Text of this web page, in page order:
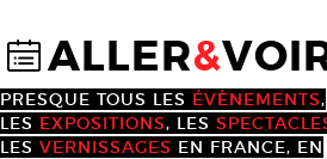
@ALLER&
PRESQUE TOUS LES ÉVÈNEMENTS,
LES EXPOSITIONS, LES
LES VERNISSAGES EN FRANCE, EN